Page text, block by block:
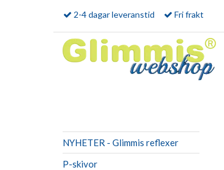
2-4 dagar leveranstid Fri frakt
NYHETER - Glimmis reflexer
P-skivor